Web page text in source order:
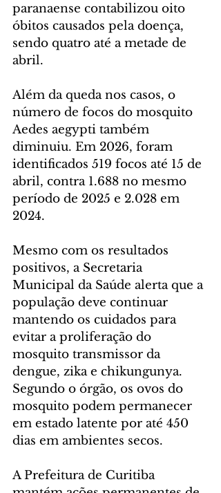
paranaense contabilizou oito
óbitos causados pela doença,
sendo quatro até a metade de
abril.
Além da queda nos casos, o
número de focos do mosquito
Aedes aegypti também
diminuiu. Em 2026, foram
identificados 519 focos até 15 de
abril, contra 1.688 no mesmo
período de 2025 e 2.028 em
2024.
Mesmo com os resultados
positivos, a Secretaria
Municipal da Saúde alerta que a
população deve continuar
mantendo os cuidados para
evitar a proliferação do
mosquito transmissor da
dengue, zika e chikungunya.
Segundo o órgão, os ovos do
mosquito podem permanecer
em estado latente por até 450
dias em ambientes secos.
A Prefeitura de Curitiba